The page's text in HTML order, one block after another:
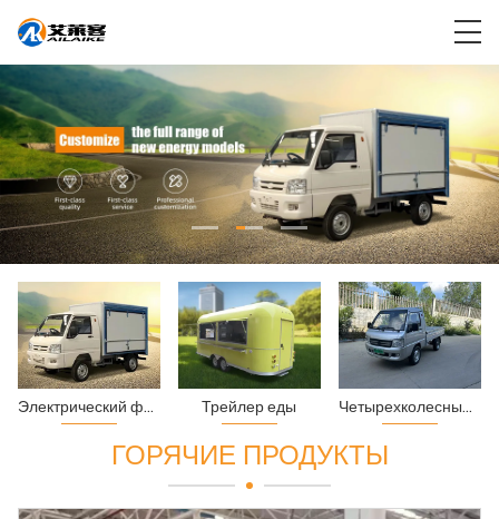
Электрический фургон Трейлер еды Четырехколесный электрический грузовик
ГОРЯЧИЕ ПРОДУКТЫ